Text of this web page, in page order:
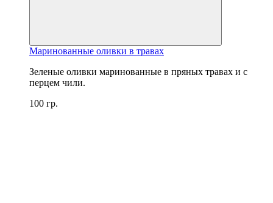
Маринованные оливки в травах
Зеленые оливки маринованные в пряных травах и с
перцем чили.
100 гр.